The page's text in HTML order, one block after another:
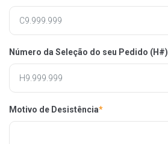
Número da Seleção do seu Pedido (H#)
Motivo de Desistência*